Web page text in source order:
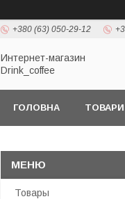
+380 (63) 050-29-12
Интернет-магазин
Drink_coffee
ГОЛОВНА ТОВАРИ
Товары